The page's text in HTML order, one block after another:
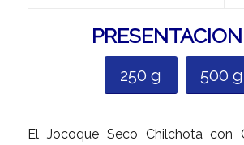
250 g 500 g
El Jocoque Seco Chilchota con